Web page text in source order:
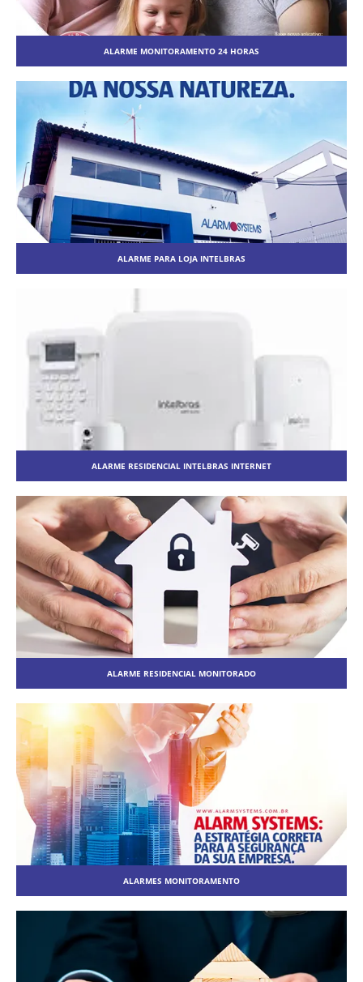
ALARME MONITORAMENTO 24 HORAS
ALARME PARA LOJA INTELBRAS
ALARME RESIDENCIAL INTELBRAS INTERNET
ALARME RESIDENCIAL MONITORADO
ALARMES MONITORAMENTO